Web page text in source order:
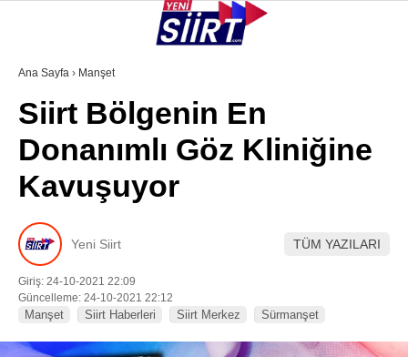
VİDEO
KURTALAN
ERUH
BAYKAN
PERVARI
ŞIRVAN
Ana Sayfa › Manşet
Siirt Bölgenin En
Donanımlı Göz Kliniğine
Kavuşuyor
Yeni Siirt TÜM YAZILARI
Giriş: 24-10-2021 22:09
Güncelleme: 24-10-2021 22:12
Manşet Siirt Haberleri Siirt Merkez Sürmanşet